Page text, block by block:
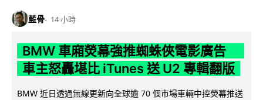
藍骨 14 小時
BMW 車廂熒幕強推蜘蛛俠電影廣告
車主怒轟堪比 iTunes 送 U2 專輯翻版
BMW 近日透過無線更新向全球逾 70 個市場車輛中控熒幕推送